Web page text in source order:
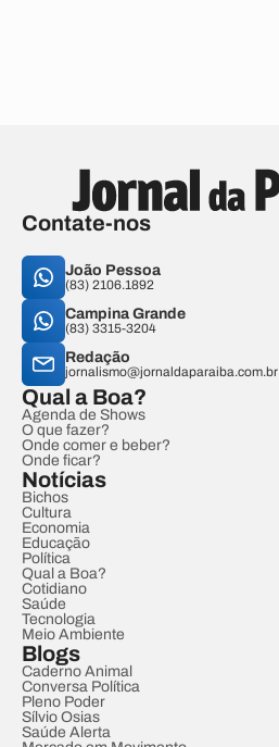
Contate-nos
João Pessoa
(83) 2106.1892
Campina Grande
(83) 3315-3204
Redação
jornalismo@jornaldaparaiba.com.br
Qual a Boa?
Agenda de Shows
O que fazer?
Onde comer e beber?
Onde ficar?
Notícias
Bichos
Cultura
Economia
Educação
Política
Qual a Boa?
Cotidiano
Saúde
Tecnologia
Meio Ambiente
Blogs
Caderno Animal
Conversa Política
Pleno Poder
Sílvio Osias
Saúde Alerta